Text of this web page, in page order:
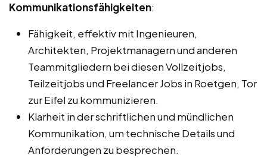
Kommunikationsfähigkeiten:
Fähigkeit, effektiv mit Ingenieuren,
Architekten, Projektmanagern und anderen
Teammitgliedern bei diesen Vollzeitjobs,
Teilzeitjobs und Freelancer Jobs in Roetgen, Tor
zur Eifel zu kommunizieren.
Klarheit in der schriftlichen und mündlichen
Kommunikation, um technische Details und
Anforderungen zu besprechen.